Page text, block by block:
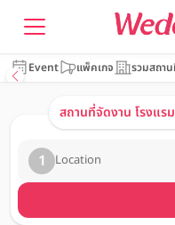
Event แพ็คเกจ รวมสถา
สถานที่จัดงาน โรงแรม
1 Location